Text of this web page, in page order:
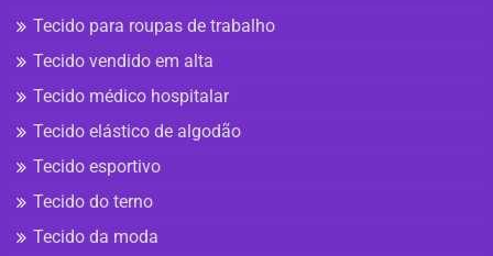
Tecido para roupas de trabalho
Tecido vendido em alta
Tecido médico hospitalar
Tecido elástico de algodão
Tecido esportivo
Tecido do terno
Tecido da moda